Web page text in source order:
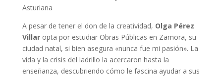
Asturiana
A pesar de tener el don de la creatividad, Olga Pérez
Villaropta por estudiar Obras Públicas en Zamora, su
ciudad natal, si bien asegura «nunca fue mi pasión». La
vida y la crisis del ladrillo la acercaron hasta la
enseñanza, descubriendo cómo le fascina ayudar a sus